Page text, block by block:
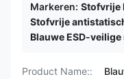
Markeren: Stofvrije
Stofvrije
Blauwe ESD-veilige
Product Name::